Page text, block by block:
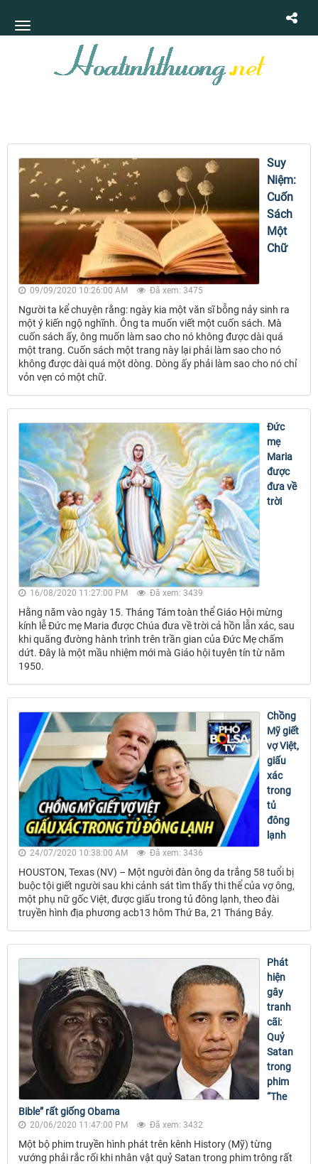
Suy
Niệm:
Cuốn
Sách
Một
Chữ
09/09/2020 10:26:00 AM Đã xem: 3475
Người ta kể chuyện rằng: ngày kia một văn sĩ bỗng nảy sinh ra
một ý kiến ngộ nghĩnh. Ông ta muốn viết một cuốn sách. Mà
cuốn sách ấy, ông muốn làm sao cho nó không được dài quá
một trang. Cuốn sách một trang này lại phải làm sao cho nó
không được dài quá một dòng. Dòng ấy phải làm sao cho nó chỉ
vỏn vẹn có một chữ.
Đức
mẹ
Maria
được
đưa về
trời
16/08/2020 11:27:00 PM Đã xem: 3439
Hằng năm vào ngày 15. Tháng Tám toàn thể Giáo Hội mừng
kính lễ Đức mẹ Maria được Chúa đưa về trời cả hồn lẫn xác, sau
khi quãng đường hành trình trên trần gian của Đức Mẹ chấm
dứt. Đây là một mầu nhiệm mới mà Giáo hội tuyên tín từ năm
1950.
Chồng
Mỹ giết
vợ Việt,
giấu
xác
trong
tủ
đông
lạnh
24/07/2020 10:38:00 AM Đã xem: 3436
HOUSTON, Texas (NV) – Một người đàn ông da trắng 58 tuổi bị
buộc tội giết người sau khi cảnh sát tìm thấy thi thể của vợ ông,
một phụ nữ gốc Việt, được giấu trong tủ đông lạnh, theo đài
truyền hình địa phương acb13 hôm Thứ Ba, 21 Tháng Bảy.
Phát
hiện
gây
tranh
cãi:
Quỷ
Satan
trong
phim
“The
Bible” rất giống Obama
20/06/2020 11:47:00 PM Đã xem: 3432
Một bộ phim truyền hình phát trên kênh History (Mỹ) từng
vướng phải rắc rối khi nhân vật quỷ Satan trong phim trông rất